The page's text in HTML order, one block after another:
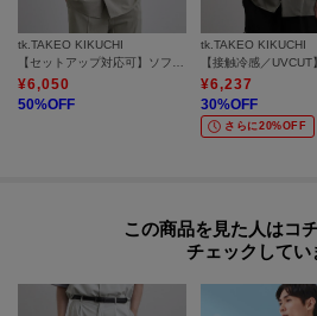
tk.TAKEO KIKUCHI
¥6,050
50%OFF
tk.TAKEO KIKUCHI
¥6,237
30%OFF
さらに20%OFF
この商品を見た人はコ
チェックしてい